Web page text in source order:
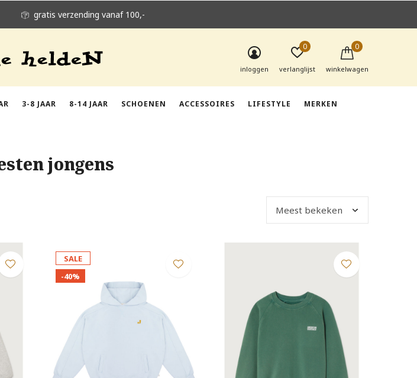
3-8 JAAR 8-14 JAAR SCHOENEN ACCESSOIRES LIFESTYLE MERKEN
inloggen verlanglijst
0
winkelwagen
0
gratis verzending vanaf 100,-
jongens
SALE
-40%